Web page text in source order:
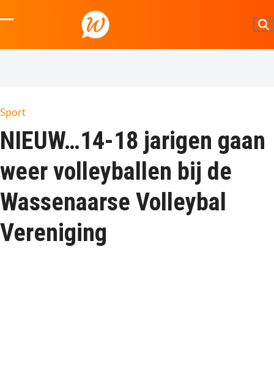
to
mobile
mobile
Sport
NIEUW…14-18 jarigen gaan
weer volleyballen bij de
Wassenaarse Volleybal
Vereniging